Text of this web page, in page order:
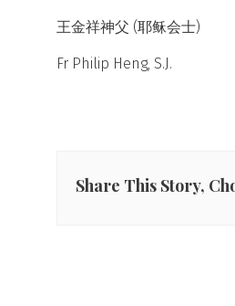
王金祥神父 (耶稣会士)
Fr Philip Heng, S.J.
Share This Story,